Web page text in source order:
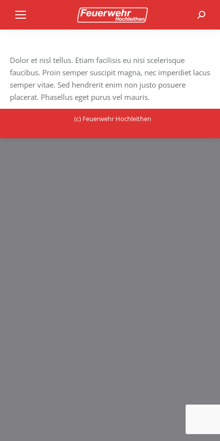
Dolor et nisl tellus. Etiam facilisis eu nisi scelerisque
faucibus. Proin semper suscipit magna, nec imperdiet lacus
semper vitae. Sed hendrerit enim non justo posuere
placerat. Phasellus eget purus vel mauris.
(c) Feuerwehr Hochleithen